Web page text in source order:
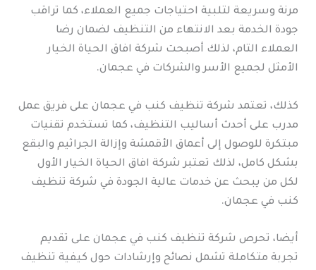
مرنة وسريعة لتلبية احتياجات جميع العملاء، كما تراقب
جودة الخدمة بعد الانتهاء من التنظيف لضمان رضا
العملاء التام، لذلك أصبحت شركة افاق الحياة الخيار
الأمثل لجميع الأسر والشركات في عجمان.
كذلك، تعتمد شركة تنظيف كنب في عجمان على فريق عمل
مدرب على أحدث أساليب التنظيف، كما تستخدم تقنيات
مبتكرة للوصول إلى أعماق الأقمشة وإزالة الجراثيم والبقع
بشكل كامل، لذلك تعتبر شركة افاق الحياة الخيار الأول
لكل من يبحث عن خدمات عالية الجودة في شركة تنظيف
كنب في عجمان.
أيضا، تحرص شركة تنظيف كنب في عجمان على تقديم
تجربة متكاملة تشمل نصائح وإرشادات حول كيفية تنظيف